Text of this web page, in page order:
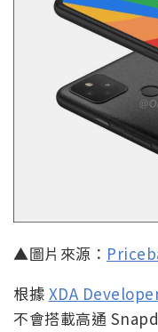
▲圖片來源：
根據 XDA
不會搭載高通